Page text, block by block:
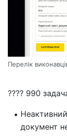
Перелік
???? 990
документ